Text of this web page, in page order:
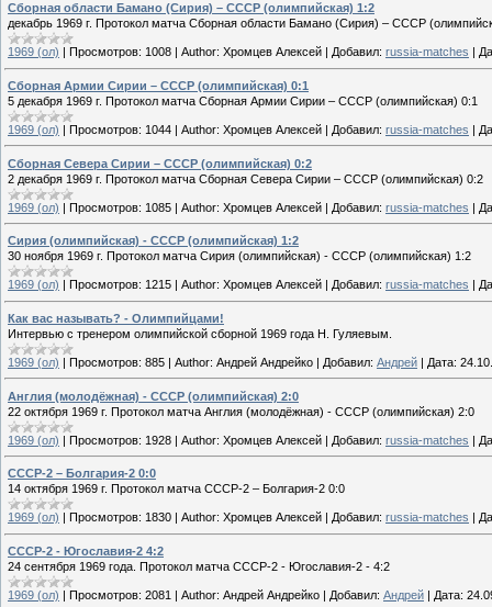
Сборная области Бамано (Сирия) – СССР (олимпийская) 1:2
декабрь 1969 г. Протокол матча Сборная области Бамано (Сирия) – СССР
1969 (ол) Просмотров: 1008 Author: Хромцев Алексей Добавил: russia-matches
Сборная Армии Сирии – СССР (олимпийская) 0:1
5 декабря 1969 г. Протокол матча Сборная Армии Сирии – СССР (олимпийская) 0:1
1969 (ол) | Просмотров: 1044 | Author: Хромцев Алексей | Добавил: russia-matches |
Сборная Севера Сирии – СССР (олимпийская) 0:2
2 декабря 1969 г. Протокол матча Сборная Севера Сирии – СССР (олимпийская) 0:2
1969 (ол) | Просмотров: 1085 | Author: Хромцев Алексей | Добавил: russia-matches |
Сирия (олимпийская) - СССР (олимпийская) 1:2
30 ноября 1969 г. Протокол матча Сирия (олимпийская) - СССР (олимпийская) 1:2
1969 (ол) Просмотров: 1215 Author: Хромцев Алексей Добавил: russia-matches
Как вас называть? - Олимпийцами!
Интервью с тренером олимпийской сборной 1969 года Н. Гуляевым.
1969 (ол) | Просмотров: 885 | Author: Андрей Андрейко | Добавил: Андрей | Дата:
Англия (молодёжная) - СССР (олимпийская) 2:0
22 октября 1969 г. Протокол матча Англия (молодёжная) - СССР (олимпийская) 2:0
1969 (ол) | Просмотров: 1928 | Author: Хромцев Алексей | Добавил: russia-matches |
СССР-2 – Болгария-2 0:0
14 октября 1969 г. Протокол матча СССР-2 – Болгария-2 0:0
1969 (ол) | Просмотров: 1830 | Author: Хромцев Алексей | Добавил: russia-matches |
СССР-2 - Югославия-2 4:2
24 сентября 1969 года. Протокол матча СССР-2 - Югославия-2 - 4:2
1969 (ол) | Просмотров: 2081 | Author: Андрей Андрейко | Добавил: Андрей | Дата: